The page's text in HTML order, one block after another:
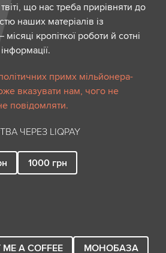
що нас треба прирівняти до
наших матеріалів із
кропіткої роботи й сотні
примх мільйонера-
вказувати нам, чого не
повідомляти.
ЧЕРЕЗ LIQPAY
1000 грн
ME A COFFEE
МОНОБАЗА